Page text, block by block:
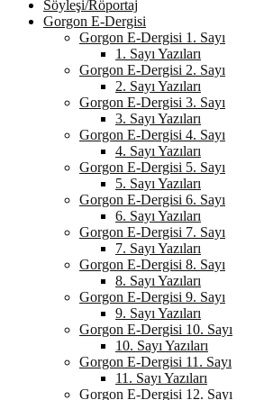
Söyleşi/Röportaj
Gorgon E-Dergisi
Gorgon E-Dergisi 1. Sayı
1. Sayı Yazıları
Gorgon E-Dergisi 2. Sayı
2. Sayı Yazıları
Gorgon E-Dergisi 3. Sayı
3. Sayı Yazıları
Gorgon E-Dergisi 4. Sayı
4. Sayı Yazıları
Gorgon E-Dergisi 5. Sayı
5. Sayı Yazıları
Gorgon E-Dergisi 6. Sayı
6. Sayı Yazıları
Gorgon E-Dergisi 7. Sayı
7. Sayı Yazıları
Gorgon E-Dergisi 8. Sayı
8. Sayı Yazıları
Gorgon E-Dergisi 9. Sayı
9. Sayı Yazıları
Gorgon E-Dergisi 10. Sayı
10. Sayı Yazıları
Gorgon E-Dergisi 11. Sayı
11. Sayı Yazıları
Gorgon E-Dergisi 12. Sayı